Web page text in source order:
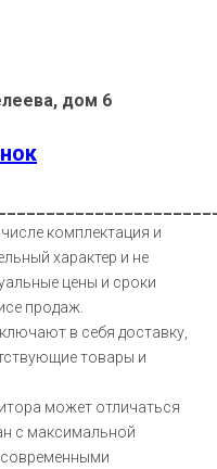
дом 6
комплектация и
характер и не
цены и сроки
продаж.
в себя доставку,
товары и
может отличаться
с максимальной